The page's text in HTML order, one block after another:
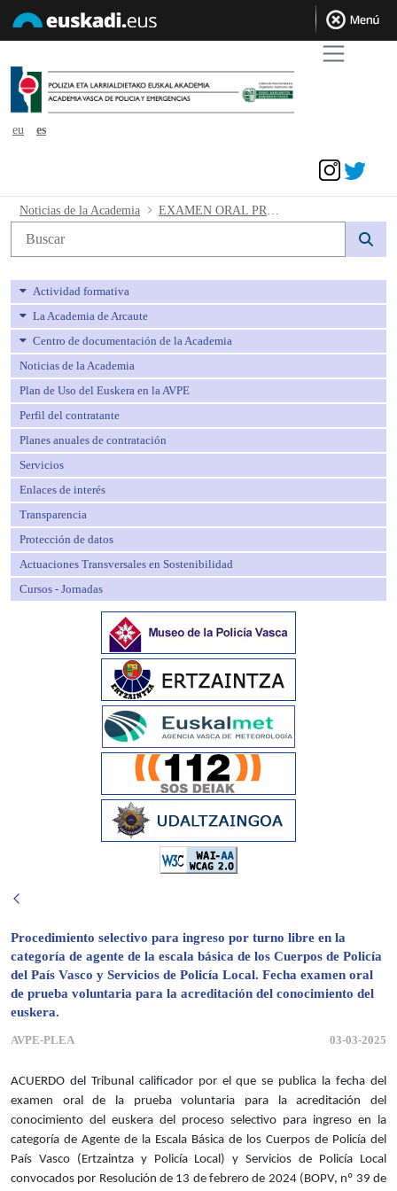
eu
es
EXAMEN ORAL PRUEBA
Noticias de la Academia
Búsqueda web
Actividad formativa
La Academia de Arcaute
Centro de documentación de la Academia
Noticias de la Academia
Plan de Uso del Euskera en la AVPE
Perfil del contratante
Planes anuales de contratación
Servicios
Enlaces de interés
Transparencia
Protección de datos
Actuaciones Transversales en Sostenibilidad
Cursos - Jornadas
Procedimiento selectivo para ingreso por turno libre en la
categoría de agente de la escala básica de los Cuerpos de Policía
del País Vasco y Servicios de Policía Local. Fecha examen oral
de prueba voluntaria para la acreditación del conocimiento del
euskera.
AVPE-PLEA 03-03-2025
ACUERDO del Tribunal calificador por el que se publica la fecha del
examen oral de la prueba voluntaria para la acreditación del
conocimiento del euskera del proceso selectivo para ingreso en la
categoría de Agente de la Escala Básica de los Cuerpos de Policía del
País Vasco (Ertzaintza y Policía Local) y Servicios de Policía Local
convocados por Resolución de 13 de febrero de 2024 (BOPV, nº 39 de